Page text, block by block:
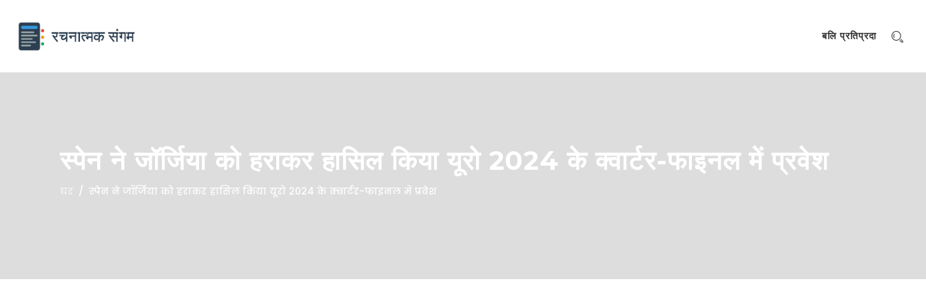
बलि प्रतिप्रदा
स्पेन ने जॉर्जिया को हराकर हासिल किया यूरो 2024 के क्वार्टर-फाइनल में प्रवेश
घर स्पेन ने जॉर्जिया को हराकर हासिल किया यूरो 2024 के क्वार्टर-फाइनल में प्रवेश